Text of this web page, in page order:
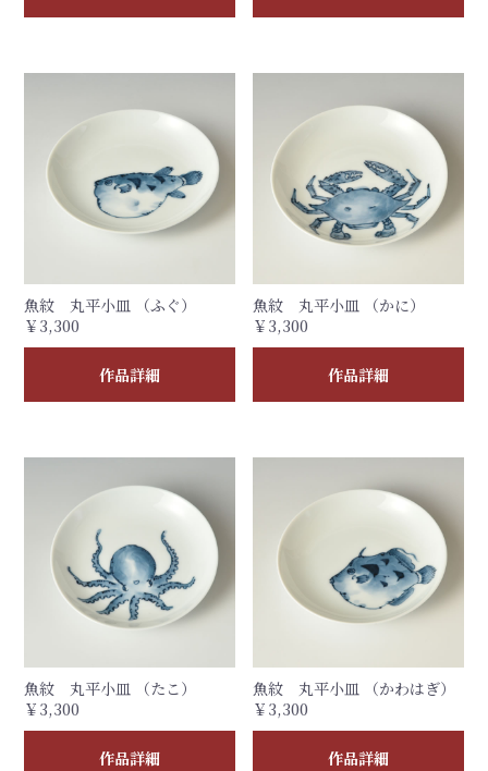
魚紋 丸平小皿 （ふぐ）
￥3,300
作品詳細
魚紋 丸平小皿 （かに）
￥3,300
作品詳細
魚紋 丸平小皿 （たこ）
￥3,300
作品詳細
魚紋 丸平小皿 （かわはぎ）
￥3,300
作品詳細